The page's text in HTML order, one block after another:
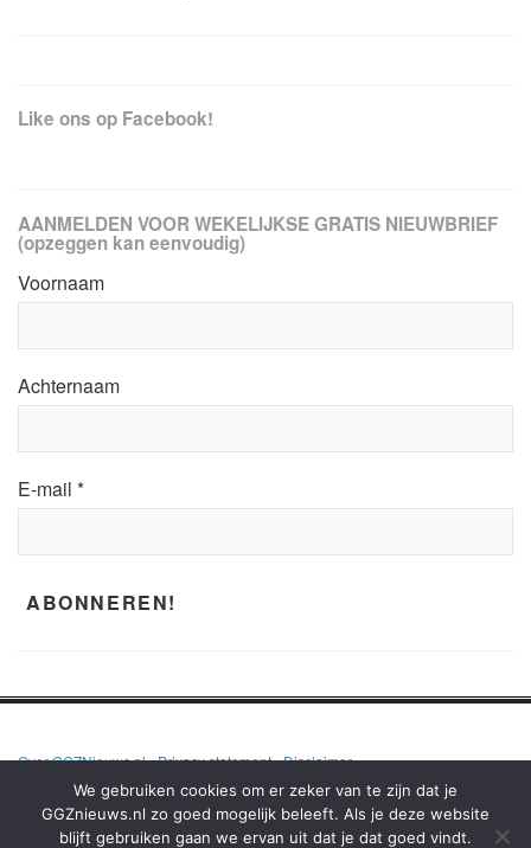
Like ons op Facebook!
AANMELDEN VOOR WEKELIJKSE GRATIS NIEUWBRIEF
(opzeggen kan eenvoudig)
Voornaam
Achternaam
E-mail *
Over GGZNieuws.nl•Privacy statement•Disclaimer
We gebruiken cookies om er zeker van te zijn dat je
GGZnieuws.nl zo goed mogelijk beleeft. Als je deze website
blijft gebruiken gaan we ervan uit dat je dat goed vindt.